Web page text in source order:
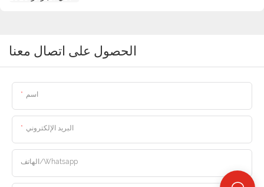
الحصول على اتصال معنا
اسم
البريد الإلكتروني
الهاتف/whatsapp